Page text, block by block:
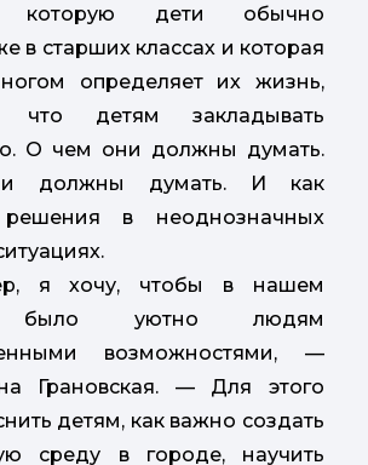
которую дети обычно
в старших классах и которая
определяет их жизнь,
детям закладывать
О чем они должны думать.
должны думать. И как
решения в неоднозначных
я хочу, чтобы в нашем
было уютно людям
возможностями, —
Грановская. — Для этого
детям, как важно создать
среду в городе, научить